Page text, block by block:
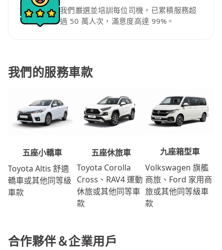
我們嚴選並培訓每位司機，已累積服務超
過 50 萬人次，滿意度高達 99%。
我們的服務車款
五座小轎車
Toyota Altis 舒適
轎車或其他同等級
車款
五座休旅車
Toyota Corolla
Cross、RAV4 運動
休旅或其他同等車
款
九座箱型車
Volkswagen 旗艦
商旅、Ford 家用商
旅或其他同等級車
款
合作夥伴＆企業用戶